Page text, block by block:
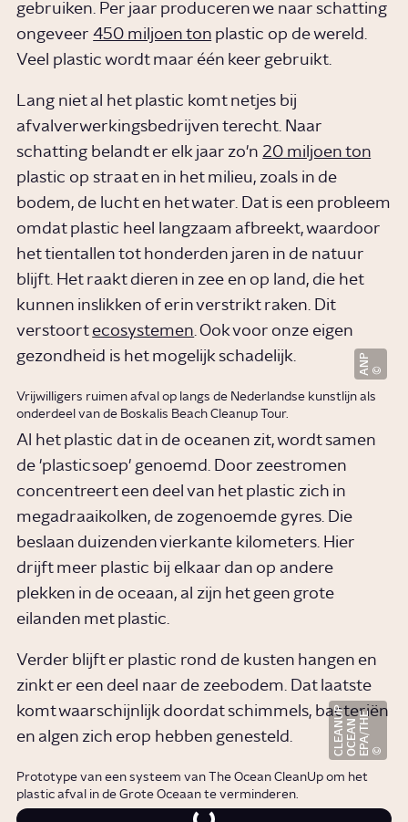
gebruiken. Per jaar produceren we naar schatting
ongeveer450 miljoen ton plastic op de wereld.
Veel plastic wordt maar één keer gebruikt.
Lang niet al het plastic komt netjes bij
afvalverwerkingsbedrijven terecht. Naar
schatting belandt er elk jaar zo'n 20 miljoen ton
plastic op straat en in het milieu, zoals in de
bodem, de lucht en het water. Dat is een probleem
omdat plastic heel langzaam afbreekt, waardoor
het tientallen tot honderden jaren in de natuur
blijft. Het raakt dieren in zee en op land, die het
kunnen inslikken of erin verstrikt raken. Dit
verstoort ecosystemen. Ook voor onze eigen
gezondheid is het mogelijk schadelijk.
ANP
Vrijwilligers ruimen afval op langs de Nederlandse kunstlijn als
onderdeel van de Boskalis Beach Cleanup Tour.
Al het plastic dat in de oceanen zit, wordt samen
de 'plasticsoep' genoemd. Door zeestromen
concentreert een deel van het plastic zich in
megadraaikolken, de zogenoemde gyres. Die
beslaan duizenden vierkante kilometers. Hier
drijft meer plastic bij elkaar dan op andere
plekken in de oceaan, al zijn het geen grote
eilanden met plastic.
Verder blijft er plastic rond de kusten hangen en
zinkt er een deel naar de zeebodem. Dat laatste
komt waarschijnlijk doordat schimmels, bacteriën
en algen zich erop hebben genesteld.
E
P
A
/
T
HE
O
C
E
A
NC
L
E
A
NU
P
Prototype van een systeem van The Ocean CleanUp om het
plastic afval in de Grote Oceaan te verminderen.